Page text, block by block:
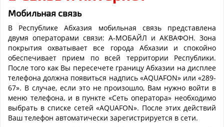
Мобильная связь
В Республике Абхазия мобильная связь представлена
двумя операторами связи: А-МОБАЙЛ и АКВАФОН. Зона
покрытия охватывает все города Абхазии и спокойно
обеспечивает прием по всей территории Республики.
После того как Вы пересечете границу Абхазии на дисплее
телефона должна появиться надпись «AQUAFON» или «289-
67». В случае, если это не произошло, Вам нужно войти в
меню телефона, и в пункте «Сеть оператора» необходимо
выбрать в списке сетей «AQUAFON». После этих действий
Ваш телефон автоматически зарегистрируется в сети.